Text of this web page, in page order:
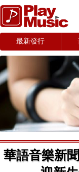
最新發行
華語音樂新聞